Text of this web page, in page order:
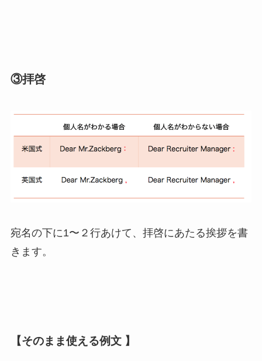
③拝啓
宛名の下に1〜２行あけて、拝啓にあたる挨拶を書
きます。
【そのまま使える例文 】